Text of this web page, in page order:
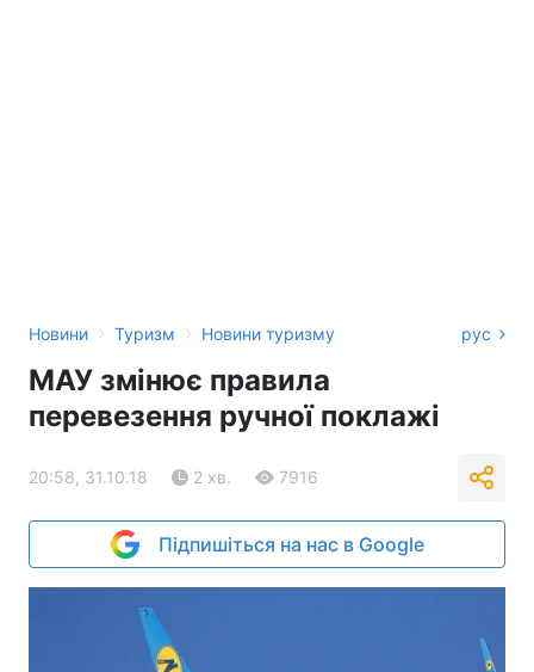
Новини › Туризм › Новини туризму рус
МАУ змінює правила
перевезення ручної поклажі
20:58, 31.10.18 2 хв. 7916
Підпишіться на нас в Google